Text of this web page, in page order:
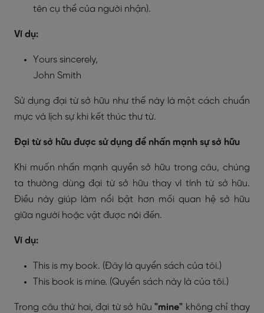
tên cụ thể của người nhận).
Ví dụ:
Yours sincerely,
John Smith
Sử dụng đại từ sở hữu như thế này là một cách chuẩn
mực và lịch sự khi kết thúc thư từ.
Đại từ sở hữu được sử dụng để nhấn mạnh sự sở hữu
Khi muốn nhấn mạnh quyền sở hữu trong câu, chúng
ta thường dùng đại từ sở hữu thay vì tính từ sở hữu.
Điều này giúp làm nổi bật hơn mối quan hệ sở hữu
giữa người hoặc vật được nói đến.
Ví dụ:
This is my book. (Đây là quyển sách của tôi.)
This book is mine. (Quyển sách này là của tôi.)
Trong câu thứ hai, đại từ sở hữu "mine" không chỉ thay